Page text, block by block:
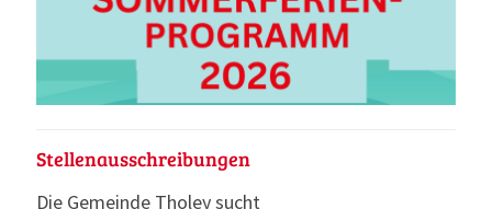
Stellenausschreibungen
Die Gemeinde Tholey sucht